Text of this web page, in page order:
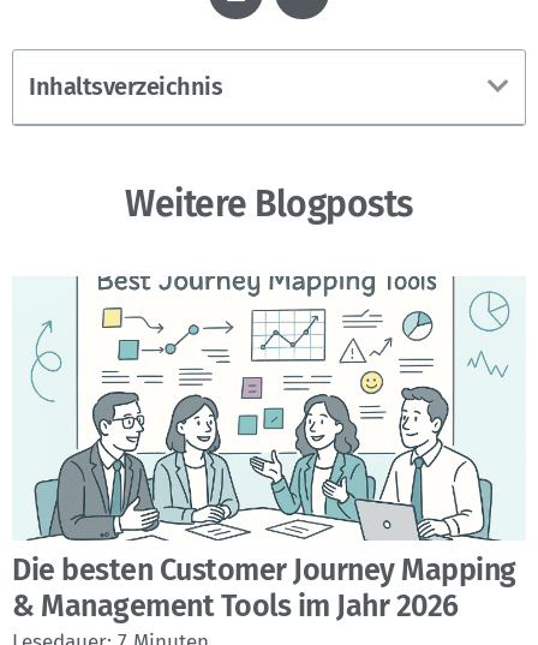
Inhaltsverzeichnis
Weitere Blogposts
Die besten Customer Journey Mapping
& Management Tools im Jahr 2026